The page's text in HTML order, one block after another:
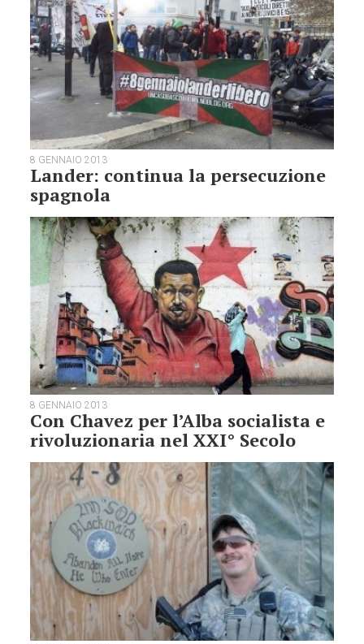
8 GENNAIO 2013
Lander: continua la persecuzione
spagnola
8 GENNAIO 2013
Con Chavez per l’Alba socialista e
rivoluzionaria nel XXI° Secolo